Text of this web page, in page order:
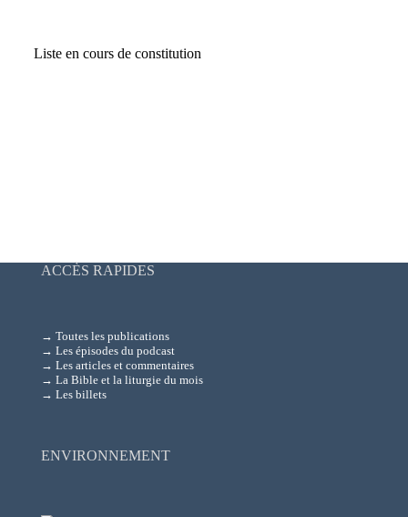
Liste en cours de constitution
ACCÈS RAPIDES
→ Toutes les publications
→ Les épisodes du podcast
→ Les articles et commentaires
→ La Bible et la liturgie du mois
→ Les billets
ENVIRONNEMENT